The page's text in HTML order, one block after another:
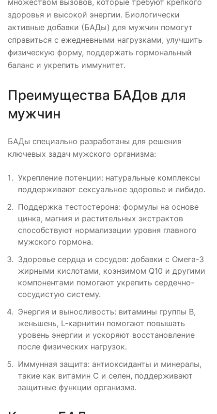
здоровья и высокой энергии. Биологически
активные добавки (БАДы) для мужчин помогут
справиться с ежедневными нагрузками, улучшить
физическую форму, поддержать гормональный
баланс и укрепить иммунитет.
Преимущества БАДов для
мужчин
БАДы специально разработаны для решения
ключевых задач мужского организма:
Укрепление потенции: натуральные комплексы
поддерживают сексуальное здоровье и либидо.
Поддержка тестостерона: формулы на основе
цинка, магния и растительных экстрактов
способствуют нормализации уровня главного
мужского гормона.
Здоровье сердца и сосудов: добавки с Омега-3
жирными кислотами, коэнзимом Q10 и другими
компонентами помогают укрепить сердечно-
сосудистую систему.
Энергия и выносливость: витамины группы B,
женьшень, L-карнитин помогают повышать
уровень энергии и ускоряют восстановление
после физических нагрузок.
Иммунная защита: антиоксиданты и минералы,
такие как витамин С и селен, поддерживают
защитные функции организма.